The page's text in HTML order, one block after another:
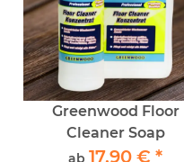
Greenwood Floor
Cleaner Soap
ab17,90 €*